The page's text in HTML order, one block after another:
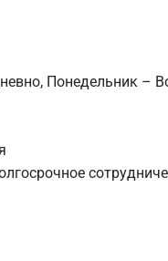
Понедельник –